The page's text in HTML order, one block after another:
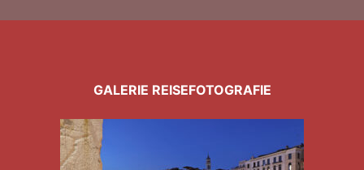
GALERIE REISEFOTOGRAFIE